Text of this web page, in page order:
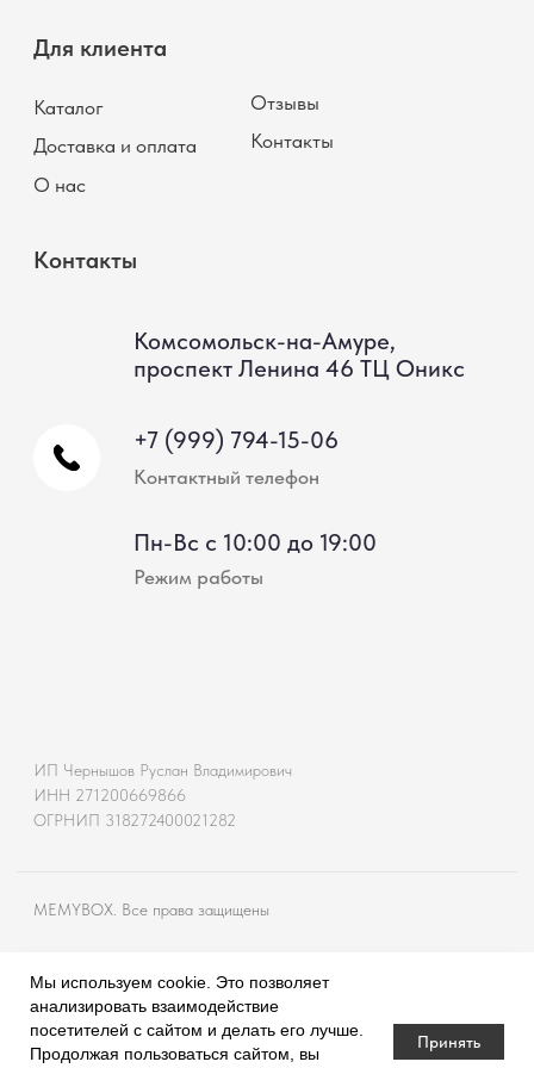
Мы используем cookie. Это позволяет
анализировать взаимодействие
посетителей с сайтом и делать его лучше.
Продолжая пользоваться сайтом, вы
Принять